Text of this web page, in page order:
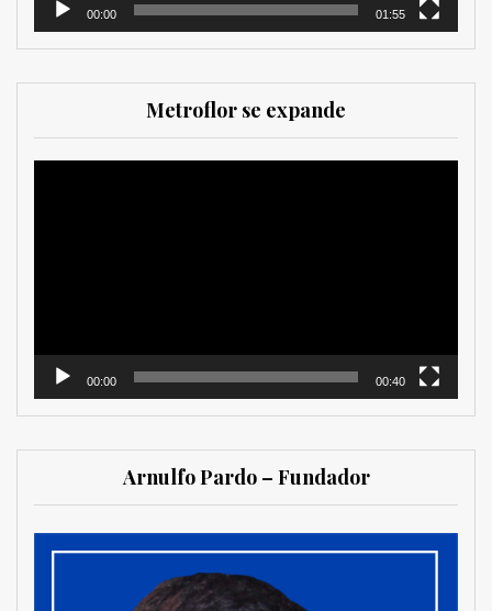
00:00 01:55
Metroflor se expande
00:00 00:40
Arnulfo Pardo – Fundador